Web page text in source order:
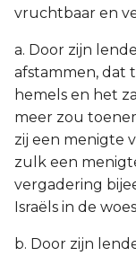
vruchtbaar en
a. Door zijn
afstammen, dat
hemels en het
meer zou
zij een menigte
zulk een
vergadering
Israëls in de
b. Door zijn